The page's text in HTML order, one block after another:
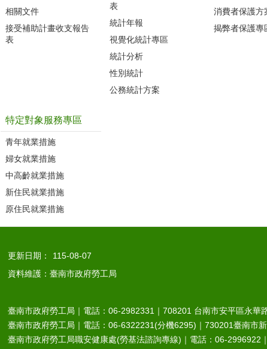
相關文件
接受補助計畫收支報告
表
表
統計年報
視覺化統計專區
統計分析
性別統計
公務統計方案
消費者保護方
揭弊者保護專
特定對象服務專區
青年就業措施
婦女就業措施
中高齡就業措施
新住民就業措施
原住民就業措施
更新日期：
115-08-07
資料維護：臺南市政府勞工局
臺南市政府勞工局｜電話：06-2982331｜ 708201 台南市安平區永華
臺南市政府勞工局｜電話：06-6322231(分機6295)｜ 730201臺南市
臺南市政府勞工局職安健康處(勞基法諮詢專線)｜電話：06-2996922｜